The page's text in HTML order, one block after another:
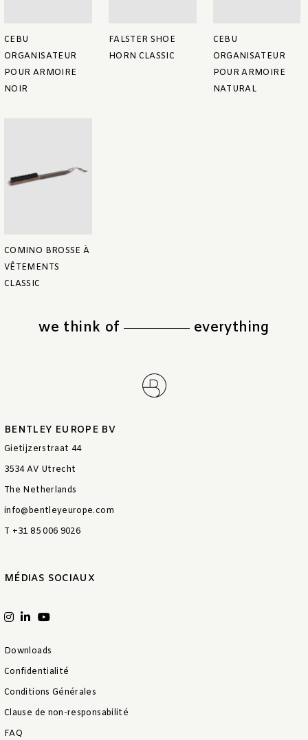
CEBU
ORGANISATEUR
POUR ARMOIRE
NOIR
FALSTER SHOE
HORN CLASSIC
CEBU
ORGANISATEUR
POUR ARMOIRE
NATURAL
COMINO BROSSE À
VÊTEMENTS
CLASSIC
we think of everything
BENTLEY EUROPE BV
Gietijzerstraat 44
3534 AV Utrecht
The Netherlands
info@bentleyeurope.com
T +31 85 006 9026
MÉDIAS SOCIAUX
Downloads
Confidentialité
Conditions Générales
Clause de non-responsabilité
FAQ